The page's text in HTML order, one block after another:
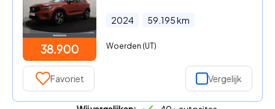
38.900
2024 59.195km
Woerden (UT)
Favoriet Vergelijk